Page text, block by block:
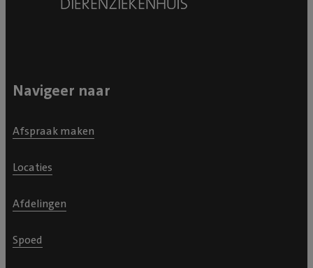
Navigeer naar
Afspraak maken
Locaties
Afdelingen
Spoed